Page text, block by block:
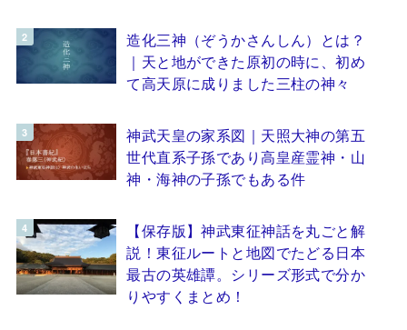
造化三神（ぞうかさんしん）とは？
｜天と地ができた原初の時に、初め
て高天原に成りました三柱の神々
神武天皇の家系図｜天照大神の第五
世代直系子孫であり高皇産霊神・山
神・海神の子孫でもある件
【保存版】神武東征神話を丸ごと解
説！東征ルートと地図でたどる日本
最古の英雄譚。シリーズ形式で分か
りやすくまとめ！